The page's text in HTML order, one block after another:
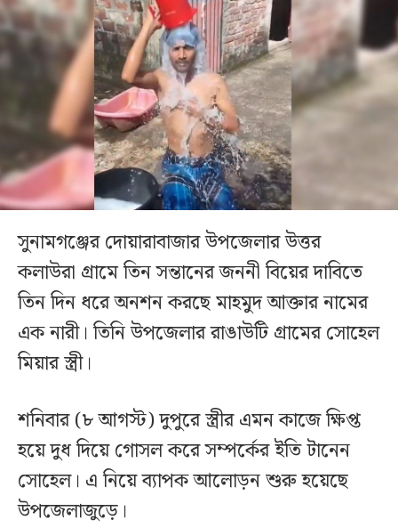
সুনামগঞ্জের দোয়ারাবাজার উপজেলার উত্তর
কলাউরা গ্রামে তিন সন্তানের জননী বিয়ের দাবিতে
তিন দিন ধরে অনশন করছে মাহমুদ আক্তার নামের
এক নারী। তিনি উপজেলার রাঙাউটি গ্রামের সোহেল
মিয়ার স্ত্রী।
শনিবার (৮ আগস্ট) দুপুরে স্ত্রীর এমন কাজে ক্ষিপ্ত
হয়ে দুধ দিয়ে গোসল করে সম্পর্কের ইতি টানেন
সোহেল। এ নিয়ে ব্যাপক আলোড়ন শুরু হয়েছে
উপজেলাজুড়ে।